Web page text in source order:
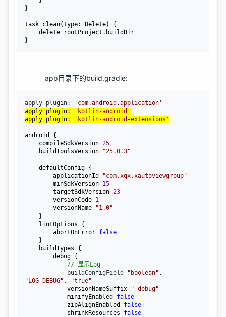
}
task clean(type: Delete) {
}
app目录下的build.gradle:
apply plugin: ' com.android.application '
apply plugin:
' kotlin-android '
apply plugin:
' kotlin-android-extensions '
android {
    compileSdkVersion
25
    buildToolsVersion
"25.0.3"
        applicationId
"com.xqx.xautoviewgroup"
        minSdkVersion
15
        targetSdkVersion
23
        versionCode
1
        versionName
"1.0"
        abortOnError
false
// 显示Log
            buildConfigField
" boolean"
"LOG_DEBUG" , "true"
            versionNameSuffix
" -debug"
            minifyEnabled
false
            zipAlignEnabled
false
            shrinkResources
false